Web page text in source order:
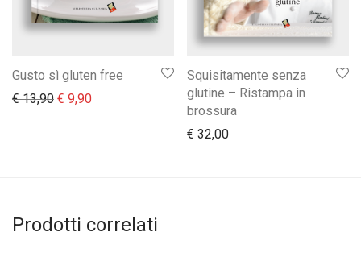
Gusto sì gluten free
€13,90 Il prezzo originale era: € 13,90.
€ 9,90Il prezzo attuale è: € 9,90.
Squisitamente senza
glutine – Ristampa in
brossura
€ 32,00
Prodotti correlati